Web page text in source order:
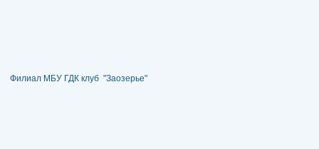
Филиал МБУ ГДК клуб "Заозерье"